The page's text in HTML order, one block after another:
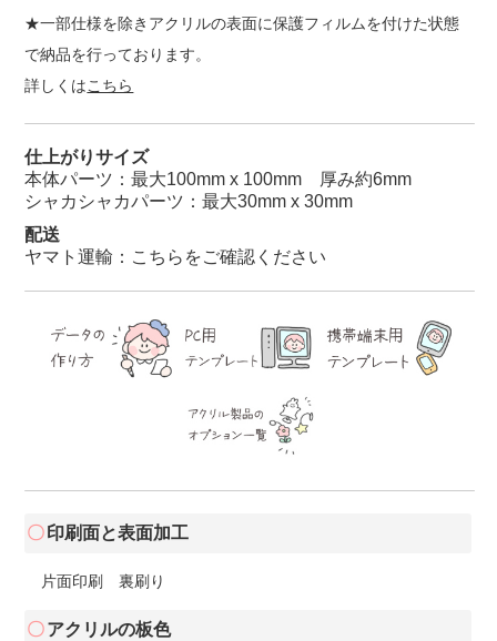
★一部仕様を除きアクリルの表面に保護フィルムを付けた状態
で納品を行っております。
詳しくはこちら
仕上がりサイズ
本体パーツ：最大100mm x 100mm 厚み約6mm
シャカシャカパーツ：最大30mm x 30mm
配送
ヤマト運輸： こちらをご確認ください
印刷面と表面加工
片面印刷 裏刷り
アクリルの板色